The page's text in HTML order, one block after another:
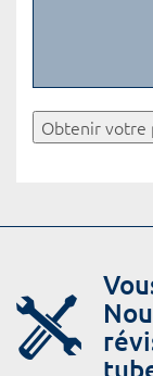
Obtenir votre